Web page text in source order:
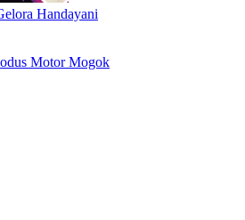
Handayani
Motor Mogok